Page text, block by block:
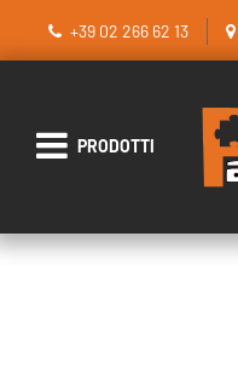
+39 02 266 62 13
Open menu